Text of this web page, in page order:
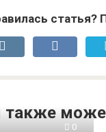
статья?
0